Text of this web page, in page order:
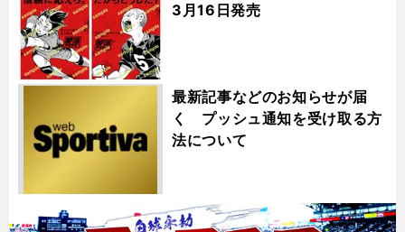
3月16日発売
最新記事などのお知らせが届
く プッシュ通知を受け取る方
法について